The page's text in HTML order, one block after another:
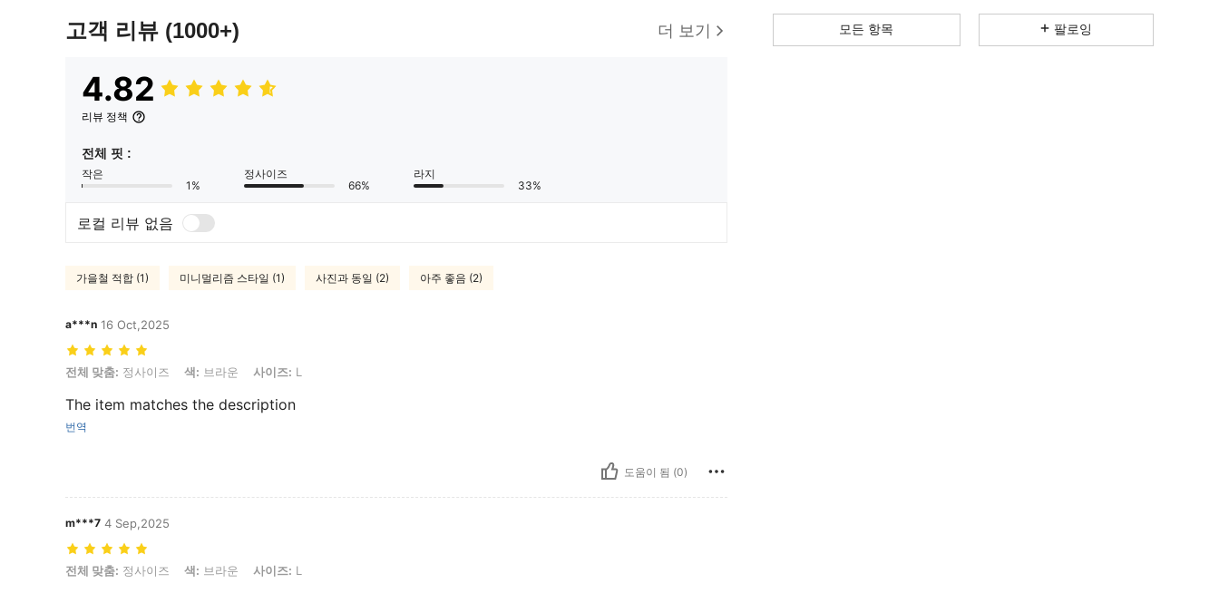
고객 리뷰 (1000+) 더 보기
4.82
리뷰 정책
전체 핏 :
작은
1%
정사이즈
66%
라지
33%
로컬 리뷰 없음
가을철 적합 (1) 미니멀리즘 스타일 (1) 사진과 동일 (2) 아주 좋음 (2)
a***n 16 Oct,2025
전체 맞춤: 정사이즈, 색: 브라운, 사이즈: L
전체 맞춤: 정사이즈 색: 브라운 사이즈: L
The item matches the description
번역
도움이 됨 (0)
m***7 4 Sep,2025
전체 맞춤: 정사이즈, 색: 브라운, 사이즈: L
전체 맞춤: 정사이즈 색: 브라운 사이즈: L
4.81 2.3K 54K
모든 항목 팔로잉